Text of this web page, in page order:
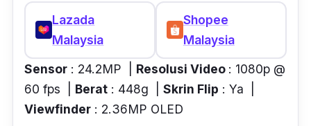
Lazada
Malaysia
Shopee
Malaysia
Sensor : 24.2MP | Resolusi Video : 1080p @
60 fps | Berat : 448g | Skrin Flip : Ya |
Viewfinder : 2.36MP OLED